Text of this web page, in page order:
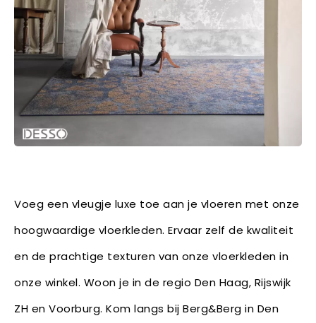
Voeg een vleugje luxe toe aan je vloeren met onze
hoogwaardige vloerkleden. Ervaar zelf de kwaliteit
en de prachtige texturen van onze vloerkleden in
onze winkel. Woon je in de regio Den Haag, Rijswijk
ZH en Voorburg. Kom langs bij Berg&Berg in Den